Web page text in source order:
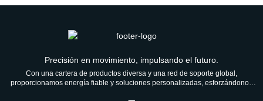
Precisión en movimiento, impulsando el futuro.
Con una cartera de productos diversa y una red de soporte global,
proporcionamos energía fiable y soluciones personalizadas, esforzándonos